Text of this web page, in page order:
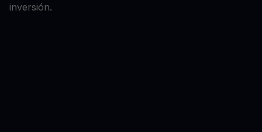
inversión.